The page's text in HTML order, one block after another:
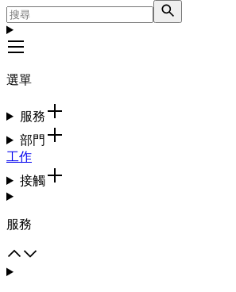
選單
服務
部門
工作
接觸
服務